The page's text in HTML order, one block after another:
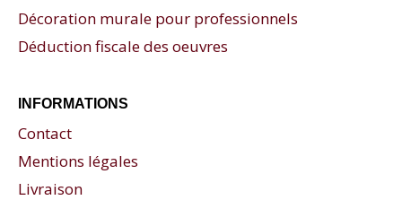
Décoration murale pour professionnels
Déduction fiscale des oeuvres
INFORMATIONS
Contact
Mentions légales
Livraison